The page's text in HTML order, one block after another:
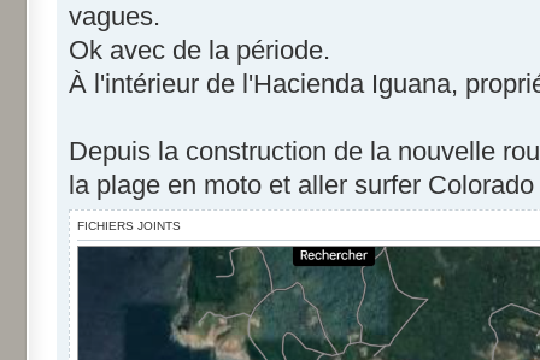
vagues.
Ok avec de la période.
À l'intérieur de l'Hacienda Iguana,
Depuis la construction de la nouvelle
la plage en moto et aller surfer
FICHIERS JOINTS